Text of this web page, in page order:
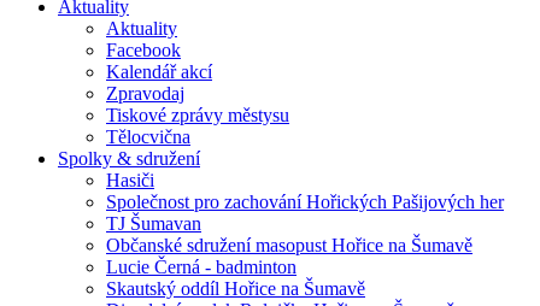
Aktuality
Aktuality
Facebook
Kalendář akcí
Zpravodaj
Tiskové zprávy městysu
Tělocvična
Spolky & sdružení
Hasiči
Společnost pro zachování Hořických Pašijových her
TJ Šumavan
Občanské sdružení masopust Hořice na Šumavě
Lucie Černá - badminton
Skautský oddíl Hořice na Šumavě